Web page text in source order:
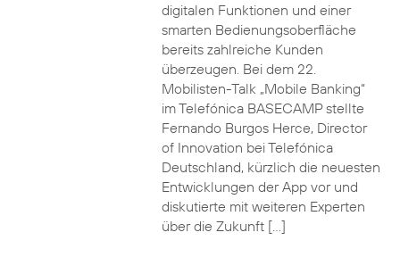
digitalen Funktionen und einer
smarten Bedienungsoberfläche
bereits zahlreiche Kunden
überzeugen. Bei dem 22.
Mobilisten-Talk „Mobile Banking“
im Telefónica BASECAMP stellte
Fernando Burgos Herce, Director
of Innovation bei Telefónica
Deutschland, kürzlich die neuesten
Entwicklungen der App vor und
diskutierte mit weiteren Experten
über die Zukunft […]